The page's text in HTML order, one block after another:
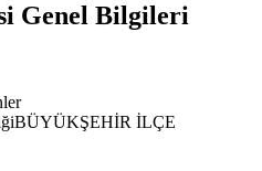
Genel Bilgileri
BÜYÜKŞEHİR İLÇE